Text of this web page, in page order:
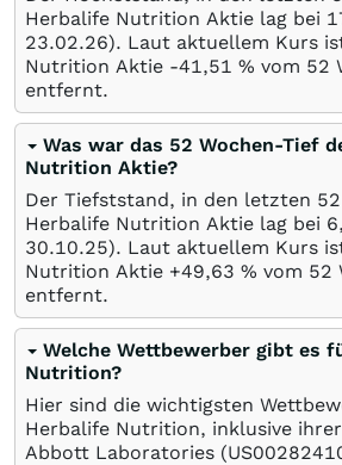
Herbalife Nutrition Aktie lag bei
23.02.26). Laut aktuellem Kurs
Nutrition Aktie -41,51 % vom 52
entfernt.
Was war das 52 Wochen-Tief
Nutrition Aktie?
Der Tiefststand, in den letzten
Herbalife Nutrition Aktie lag bei
30.10.25). Laut aktuellem Kurs
Nutrition Aktie +49,63 % vom 52
entfernt.
Welche Wettbewerber gibt es
Nutrition?
Hier sind die wichtigsten
Herbalife Nutrition, inklusive
Abbott Laboratories